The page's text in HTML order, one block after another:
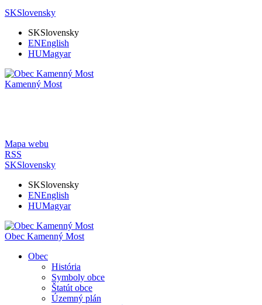
SKSlovensky
SKSlovensky
ENEnglish
HUMagyar
Kamenný Most
Mapa webu
RSS
SKSlovensky
SKSlovensky
ENEnglish
HUMagyar
Obec Kamenný Most
Obec
História
Symboly obce
Štatút obce
Územný plán